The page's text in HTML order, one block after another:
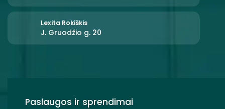
Lexita Rokiškis
J. Gruodžio g. 20
Paslaugos ir sprendimai